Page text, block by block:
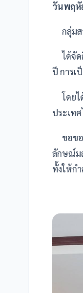
วันพฤหั
กลุ่มส
ได้จัด
ปี การเ
โดยไ
ประเท
ขอขอ
ลักษณ์ม
ทั้งให้ก